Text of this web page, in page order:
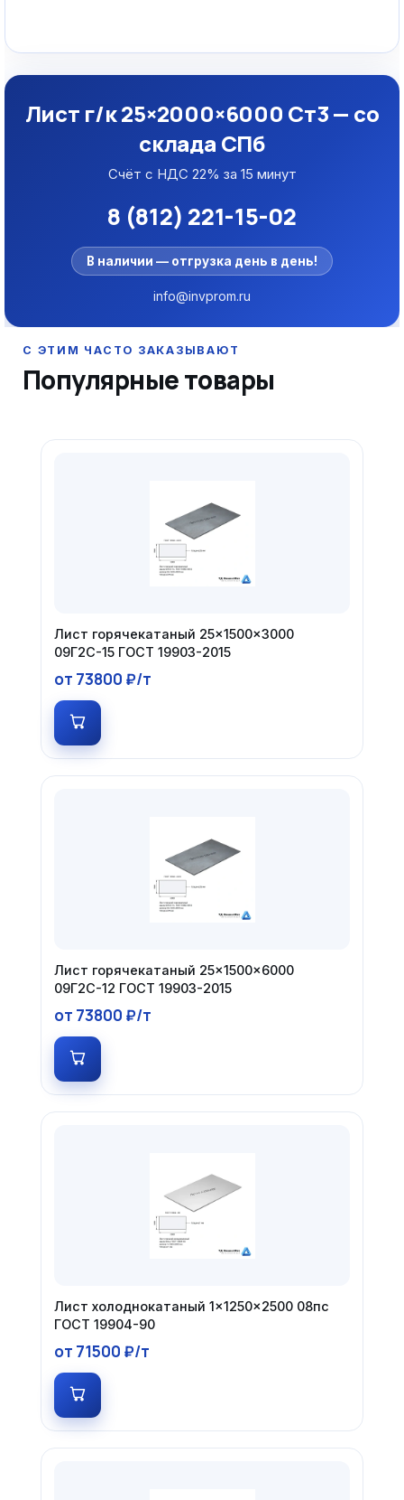
Лист г/к 25×2000×6000 Ст3 — со
склада СПб
Счёт с НДС 22% за 15 минут
8 (812) 221-15-02
В наличии — отгрузка день в день!
info@invprom.ru
Популярные товары
Лист горячекатаный 25×1500×3000
09Г2С-15 ГОСТ 19903-2015
от 73800 ₽/т
Лист горячекатаный 25×1500×6000
09Г2С-12 ГОСТ 19903-2015
от 73800 ₽/т
Лист холоднокатаный 1×1250×2500 08пс
ГОСТ 19904-90
от 71500 ₽/т